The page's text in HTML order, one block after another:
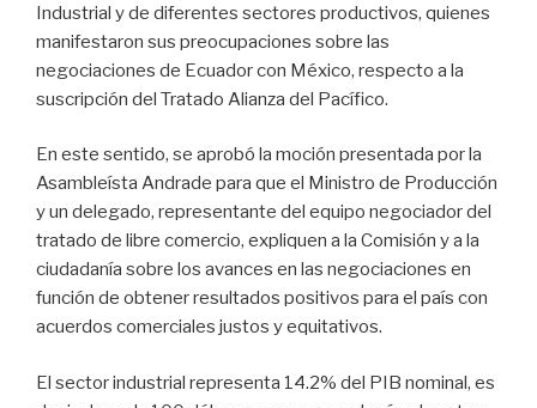
Industrial y de diferentes sectores productivos, quienes
manifestaron sus preocupaciones sobre las
negociaciones de Ecuador con México, respecto a la
suscripción del Tratado Alianza del Pacífico.
En este sentido, se aprobó la moción presentada por la
Asambleísta Andrade para que el Ministro de Producción
y un delegado, representante del equipo negociador del
tratado de libre comercio, expliquen a la Comisión y a la
ciudadanía sobre los avances en las negociaciones en
función de obtener resultados positivos para el país con
acuerdos comerciales justos y equitativos.
El sector industrial representa 14.2% del PIB nominal, es